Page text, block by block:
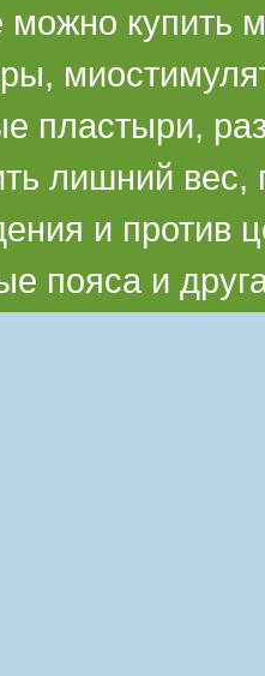
можно купить
пластыри,
лишний
и против
пояса и